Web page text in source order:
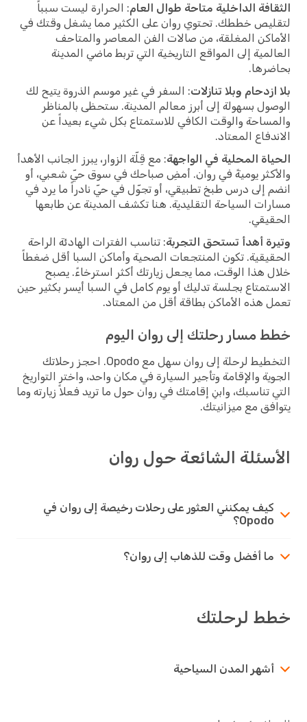
الثقافة الداخلية متاحة طوال العام: الحرارة ليست سبباً
لتقليص خططك. تحتوي روان على الكثير مما يشغل وقتك في
الأماكن المغلقة، من صالات الفن المعاصر والمتاحف
العالمية إلى المواقع التاريخية التي تربط ماضي المدينة
بحاضرها.
بلا ازدحام وبلا تنازلات: السفر في غير موسم الذروة يتيح لك
الوصول بسهولة إلى أبرز معالم المدينة. ستحظى بالمناظر
والمساحة والوقت الكافي للاستمتاع بكل شيء بعيداً عن
الاندفاع المعتاد.
الحياة المحلية في الواجهة: مع قِلّة الزوار، يبرز الجانب الأهدأ
والأكثر يوميةً في روان. أمضِ صباحك في سوق حيّ شعبي، أو
انضم إلى درس طبخ تطبيقي، أو تجوّل في حيّ نادراً ما يرد في
مسارات السياحة التقليدية. هنا تكشف المدينة عن طابعها
الحقيقي.
وتيرة أهدأ تستحق التجربة: تناسب الفترات الهادئة الراحة
الحقيقية. تكون المنتجعات الصحية وأماكن السبا أقل ضغطاً
خلال هذا الوقت، مما يجعل زيارتك أكثر استرخاءً. يصبح
الاستمتاع بجلسة تدليك أو يوم كامل في السبا أيسر بكثير حين
تعمل هذه الأماكن بطاقة أقل من المعتاد.
خطط مسار رحلتك إلى روان اليوم
التخطيط لرحلة إلى روان سهل مع Opodo. احجز رحلاتك
الجوية والإقامة وتأجير السيارة في مكان واحد، واختر التواريخ
التي تناسبك، وابنِ إقامتك في روان حول ما تريد فعلاً زيارته وما
يتوافق مع ميزانيتك.
الأسئلة الشائعة حول روان
كيف يمكنني العثور على رحلات رخيصة إلى روان في
Opodo؟
ما أفضل وقت للذهاب إلى روان؟
خطط لرحلتك
أشهر المدن السياحية